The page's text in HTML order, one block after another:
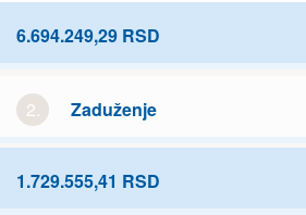
6.694.249,29 RSD
2. Zaduženje
1.729.555,41 RSD